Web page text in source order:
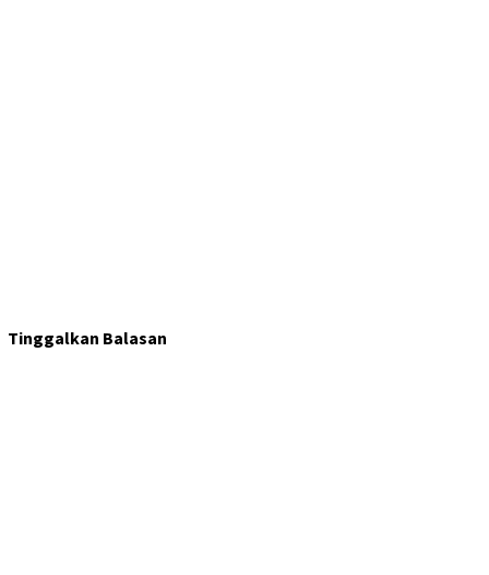
Tinggalkan Balasan